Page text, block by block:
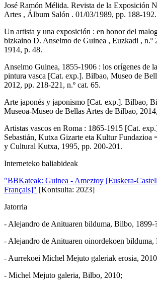
José Ramón Mélida. Revista de la Exposición
Artes , Álbum Salón . 01/03/1989, pp. 188-192.
Un artista y una exposición : en honor del
bizkaino D. Anselmo de Guinea , Euzkadi , n.º
1914, p. 48.
Anselmo Guinea, 1855-1906 : los orígenes de
pintura vasca [Cat. exp.]. Bilbao, Museo de
2012, pp. 218-221, n.º cat. 65.
Arte japonés y japonismo [Cat. exp.]. Bilbao,
Museoa-Museo de Bellas Artes de Bilbao,
Artistas vascos en Roma : 1865-1915 [Cat.
Sebastián, Kutxa Gizarte eta Kultur Fundazioa
y Cultural Kutxa, 1995, pp. 200-201.
Interneteko baliabideak
"BBKateak: Guinea - Ameztoy [Euskera-
Français]" [Kontsulta: 2023]
Jatorria
- Alejandro de Anituaren bilduma, Bilbo, 1899-
- Alejandro de Anituaren oinordekoen bilduma,
- Aurrekoei Michel Mejuto galeriak erosia,
- Michel Mejuto galeria, Bilbo, 2010;